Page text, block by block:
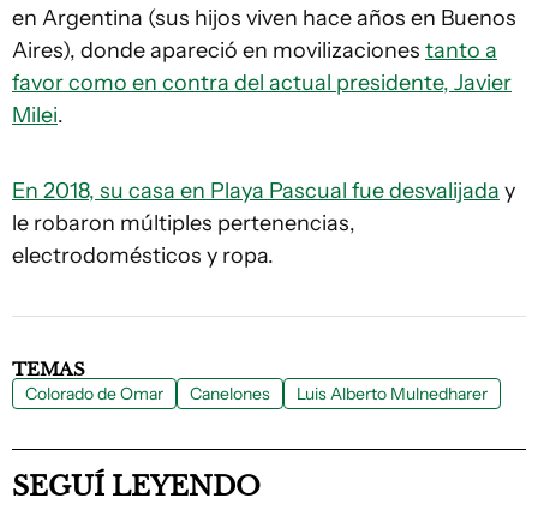
en Argentina (sus hijos viven hace años en Buenos
Aires), donde apareció en movilizaciones tanto a
favor como en contra del actual presidente, Javier
Milei.
En 2018, su casa en Playa Pascual fue desvalijada y
le robaron múltiples pertenencias,
electrodomésticos y ropa.
TEMAS
Colorado de Omar Canelones Luis Alberto Mulnedharer
SEGUÍ LEYENDO